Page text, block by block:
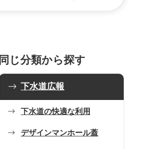
同じ分類から探す
下水道広報
下水道の快適な利用
デザインマンホール蓋